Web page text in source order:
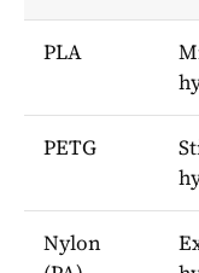
PLA
PETG
Nylon